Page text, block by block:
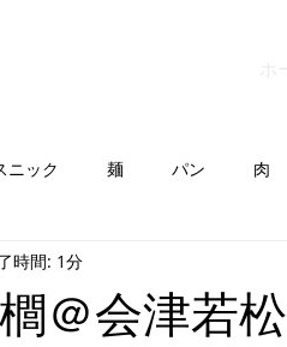
ニック 麺 パン 肉
＠会津若松
時間: 1分